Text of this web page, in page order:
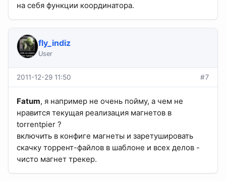
на себя функции координатора.
fly_indiz
User
2011-12-29 11:50 #7
Fatum, я например не очень пойму, а чем не
нравится текущая реализация магнетов в
torrentpier ?
включить в конфиге магнеты и заретушировать
скачку торрент-файлов в шаблоне и всех делов -
чисто магнет трекер.